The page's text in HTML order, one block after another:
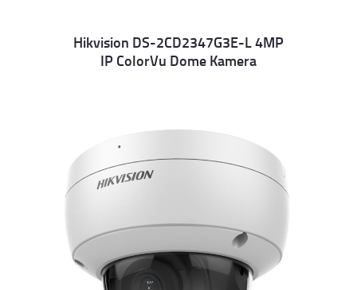
Details
Hikvision DS-2CD2347G3E-L 4MP
IP ColorVu Dome Kamera